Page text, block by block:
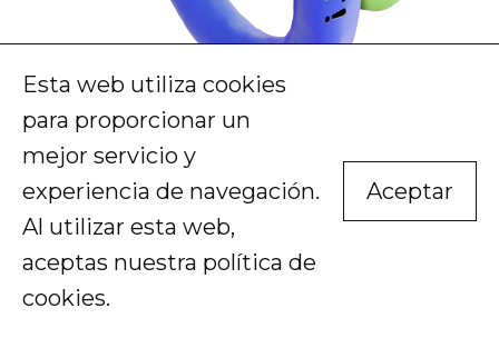
Esta web utiliza cookies
para proporcionar un
mejor servicio y
experiencia de navegación.
Al utilizar esta web,
aceptas nuestra política de
cookies.
Aceptar